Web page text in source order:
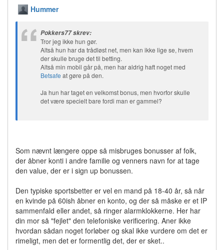
Hummer
Pokkers77 skrev:
Tror jeg ikke hun gør.
Altså hun har da trådløst net, men kan ikke lige se, hvem
der skulle bruge det til betting.
Altså min mobil går på, men har aldrig haft noget med
Betsafe at gøre på den.
Ja hun har taget en velkomst bonus, men hvorfor skulle
det være specielt bare fordi man er gammel?
Som nævnt længere oppe så misbruges bonusser af folk,
der åbner konti i andre familie og venners navn for at tage
den value, der er i sign up bonussen.
Den typiske sportsbetter er vel en mand på 18-40 år, så når
en kvinde på 60ish åbner en konto, og der så måske er et IP
sammenfald eller andet, så ringer alarmklokkerne. Her har
din mor så "fejlet" den telefoniske verificering. Aner ikke
hvordan sådan noget forløber og skal ikke vurdere om det er
rimeligt, men det er formentlig det, der er sket..